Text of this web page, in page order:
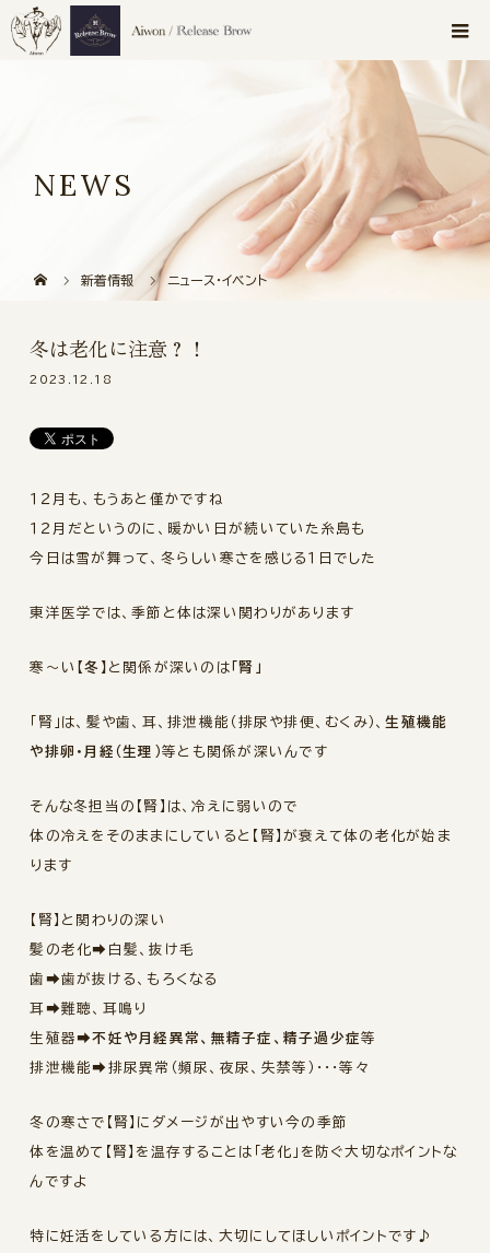
NEWS
新着情報 ニュース・イベント
冬は老化に注意？！
2023.12.18
１２月も、もうあと僅かですね
１２月だというのに、暖かい日が続いていた糸島も
今日は雪が舞って、冬らしい寒さを感じる１日でした
東洋医学では、季節と体は深い関わりがあります
寒～い 【冬】 と関係が深いのは 「腎」
「腎」は、髪や歯、耳、排泄機能（排尿や排便、むくみ）、生殖機能
や排卵・月経（生理）等とも関係が深いんです
そんな冬担当の【腎】は、冷えに弱いので
体の冷えをそのままにしていると【腎】が衰えて体の老化が始ま
ります
【腎】と関わりの深い
髪の老化➡白髪、抜け毛
歯➡歯が抜ける、もろくなる
耳➡難聴、耳鳴り
生殖器➡不妊や月経異常、無精子症、精子過少症等
排泄機能➡排尿異常（頻尿、夜尿、失禁等）・・・等々
冬の寒さで【腎】にダメージが出やすい今の季節
体を温めて【腎】を温存することは「老化」を防ぐ大切なポイントな
んですよ
特に妊活をしている方には、大切にしてほしいポイントです♪